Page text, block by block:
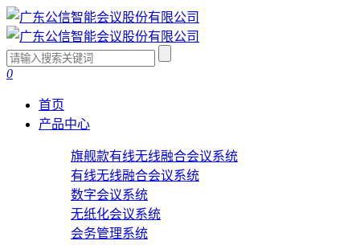
0
首页
产品中心
旗舰款有线无线融合会议系统
有线无线融合会议系统
数字会议系统
无纸化会议系统
会务管理系统